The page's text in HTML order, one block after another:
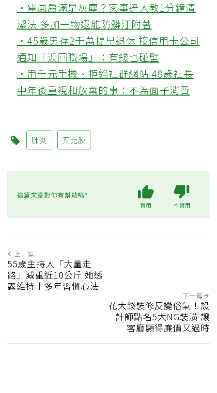
‧電風扇滿是灰塵？家事達人教1分鐘清
潔法 多加一物還能防髒汙附著
‧45歲男存2千萬提早退休 接信用卡公司
通知「淚回職場」：有錢也碰壁
‧用千元手機、拒絕社群網站 48歲社長
中年後重視和放棄的事：不為面子消費
肺炎 葉克膜
這篇文章對你有幫助嗎?
實用 不實用
上一篇
55歲主持人「大量走
路」減重近10公斤 她透
露維持十多年習慣心法
下一篇
花大錢裝修反變俗氣！設
計師點名5大NG裝潢 讓
客廳顯得廉價又過時